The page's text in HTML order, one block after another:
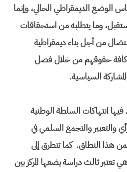
الوضع الديمقراطي الحالي، وإنما
وما يتطلبه من استحقاقات
من أجل بناء ديمقراطية
كافة حقوقهم من خلال فصل
السياسية.
انتهاكات السلطة الوطنية
والتعبير والتجمع السلمي في
هذا النطاق. كما تتطرق إلى
تعتبر ثالث دراسة يضعها المركز بين